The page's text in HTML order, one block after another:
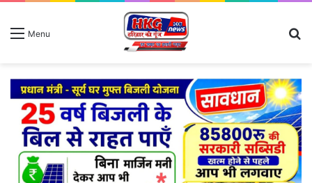
Menu